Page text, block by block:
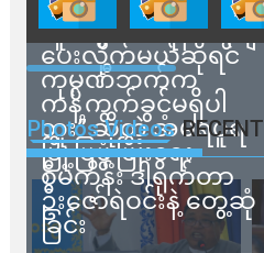
သက်ဆိုင်ရာတာဝန်ရှိ
သူတွေက ဂရန်တွေချ
ပေးလိုက်မယ်ဆိုရင်
ကုမ္ပဏီဘက်က
ကန့်ကွက်ခွင့်မရှိပါ
ဘူး” ဆိုတဲ့ အမရပူရ
မြို့ပြဖွံ့ဖြိုးရေး
စီမံကိန်း ဒါရိုက်တာ
ဦးဇော်ရဲဝင်းနဲ့ တွေ့ဆုံ
ခြင်း
Photos Videos RECENT